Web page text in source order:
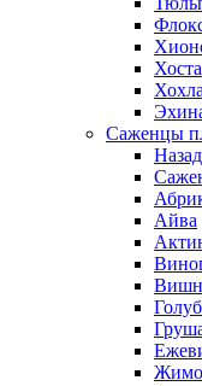
Хоста
Саженцы
Назад
Айва